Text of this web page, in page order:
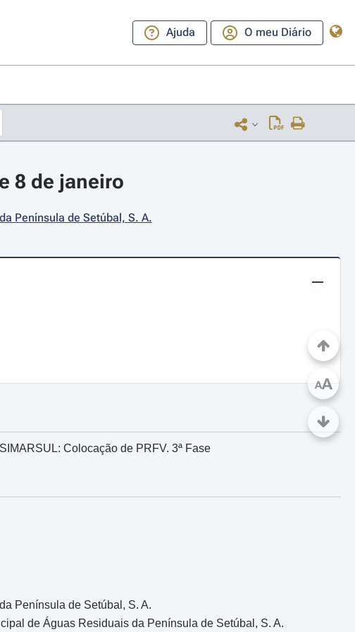
Ajuda O meu Diário
8 de janeiro
Península de Setúbal, S. A.
Colocação de PRFV. 3ª Fase
Península de Setúbal, S. A.
de Águas Residuais da Península de Setúbal, S. A.
AA